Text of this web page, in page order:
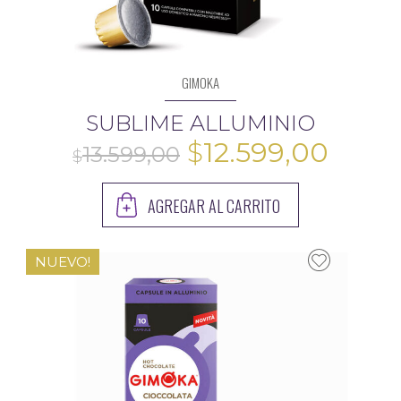
GIMOKA
SUBLIME ALLUMINIO
El
precio
original
$13.599,00.
$12.599,00
es:
AGREGAR AL CARRITO
NUEVO!